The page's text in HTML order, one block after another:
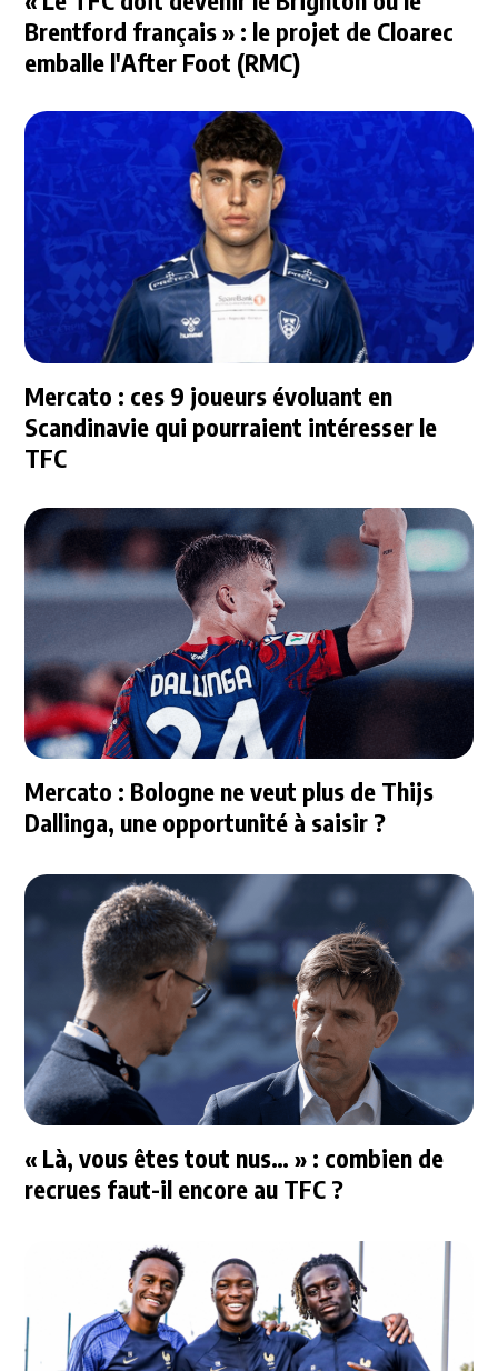
Brentford français » : le projet de Cloarec
emballe l'After Foot (RMC)
Mercato : ces 9 joueurs évoluant en
Scandinavie qui pourraient intéresser le
TFC
Mercato : Bologne ne veut plus de Thijs
Dallinga, une opportunité à saisir ?
« Là, vous êtes tout nus… » : combien de
recrues faut-il encore au TFC ?